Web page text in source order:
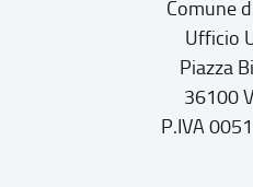
Comune
Ufficio
Piazza
36100
P.IVA